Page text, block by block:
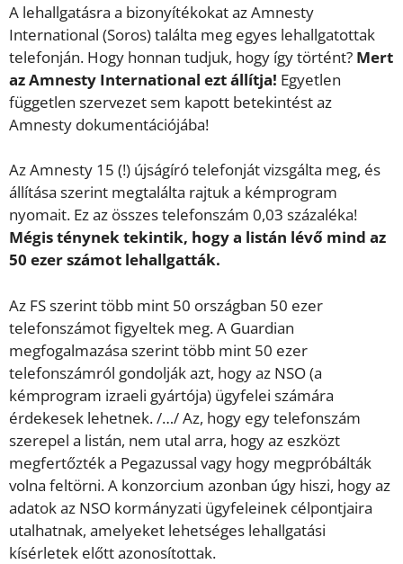
A lehallgatásra a bizonyítékokat az Amnesty
International (Soros) találta meg egyes lehallgatottak
telefonján. Hogy honnan tudjuk, hogy így történt? Mert
az Amnesty International ezt állítja! Egyetlen
független szervezet sem kapott betekintést az
Amnesty dokumentációjába!
Az Amnesty 15 (!) újságíró telefonját vizsgálta meg, és
állítása szerint megtalálta rajtuk a kémprogram
nyomait. Ez az összes telefonszám 0,03 százaléka!
Mégis ténynek tekintik, hogy a listán lévő mind az
50 ezer számot lehallgatták.
Az FS szerint több mint 50 országban 50 ezer
telefonszámot figyeltek meg. A Guardian
megfogalmazása szerint több mint 50 ezer
telefonszámról gondolják azt, hogy az NSO (a
kémprogram izraeli gyártója) ügyfelei számára
érdekesek lehetnek. /…/ Az, hogy egy telefonszám
szerepel a listán, nem utal arra, hogy az eszközt
megfertőzték a Pegazussal vagy hogy megpróbálták
volna feltörni. A konzorcium azonban úgy hiszi, hogy az
adatok az NSO kormányzati ügyfeleinek célpontjaira
utalhatnak, amelyeket lehetséges lehallgatási
kísérletek előtt azonosítottak.